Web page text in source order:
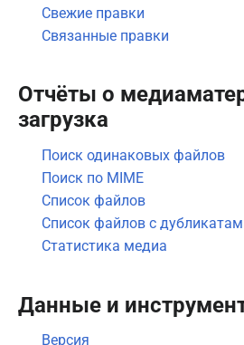
Свежие правки
Связанные правки
Отчёты о
загрузка
Поиск одинаковых файлов
Поиск по MIME
Список файлов
Список файлов с
Статистика медиа
Данные и
Версия